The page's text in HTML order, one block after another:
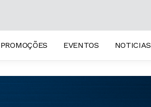
PROMOÇÕES EVENTOS NOTICIAS